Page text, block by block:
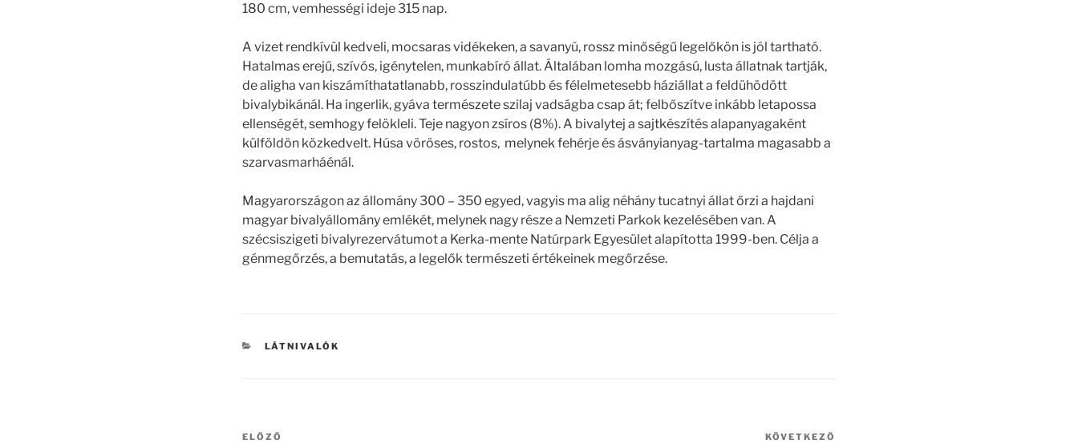
180 cm, vemhességi ideje 315 nap.
A vizet rendkívül kedveli, mocsaras vidékeken, a savanyú, rossz minőségű legelőkön is jól tartható.
Hatalmas erejű, szívós, igénytelen, munkabíró állat. Általában lomha mozgású, lusta állatnak tartják,
de aligha van kiszámíthatatlanabb, rosszindulatúbb és félelmetesebb háziállat a feldühödött
bivalybikánál. Ha ingerlik, gyáva természete szilaj vadságba csap át; felbőszítve inkább letapossa
ellenségét, semhogy felökleli. Teje nagyon zsíros (8%). A bivalytej a sajtkészítés alapanyagaként
külföldön közkedvelt. Húsa vöröses, rostos, melynek fehérje és ásványianyag-tartalma magasabb a
szarvasmarháénál.
Magyarországon az állomány 300 – 350 egyed, vagyis ma alig néhány tucatnyi állat őrzi a hajdani
magyar bivalyállomány emlékét, melynek nagy része a Nemzeti Parkok kezelésében van. A
szécsiszigeti bivalyrezervátumot a Kerka-mente Natúrpark Egyesület alapította 1999-ben. Célja a
génmegőrzés, a bemutatás, a legelők természeti értékeinek megőrzése.
KATEGÓRIÁK
LÁTNIVALÓK
Bejegyzés
Korábbi
ELŐZŐ KÖVETKEZŐ